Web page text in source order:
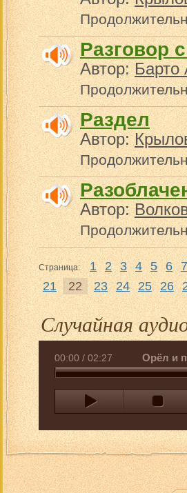
Разговор
Автор:Барто
Раздел
Автор:
Автор:
Страница: 1 2 3 4 5 6 7
21
22 23 24 25 26
Случайная
00:00 / 02:27 Орёл и